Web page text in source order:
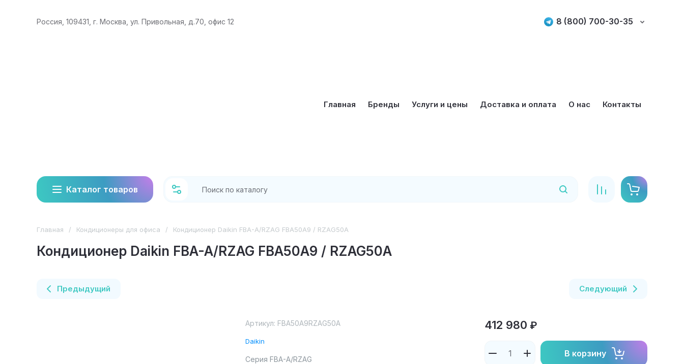
Россия, 109431, г. Москва, ул. Привольная, д.70, офис 12 8 (800) 700-30-35
Главная Бренды Услуги и цены Доставка и оплата О нас Контакты
Каталог товаров Найти
Главная / Кондиционеры для офиса / Кондиционер Daikin FBA-A/RZAG FBA50A9 / RZAG50A
Кондиционер Daikin FBA-A/RZAG FBA50A9 / RZAG50A
Предыдущий Следующий
Артикул: FBA50A9RZAG50A
Daikin
Серия FBA-A/RZAG
412 980 ₽
В корзину